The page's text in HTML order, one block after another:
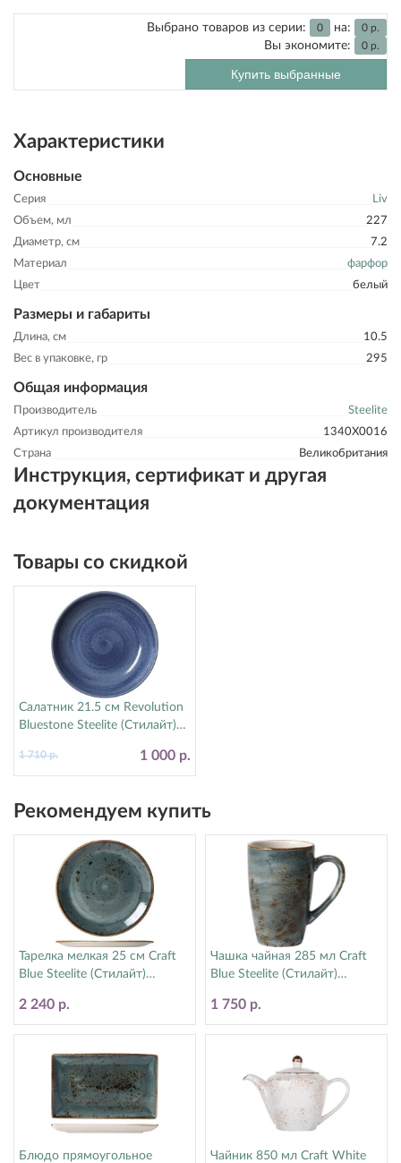
Выбрано товаров из серии: 0 на: 0 р.
Вы экономите: 0 р.
Купить выбранные
Характеристики
Основные
Серия
Liv
Объем, мл
227
Диаметр, см
7.2
Материал
фарфор
Цвет
белый
Размеры и габариты
Длина, см
10.5
Вес в упаковке, гр
295
Общая информация
Производитель
Steelite
Артикул производителя
1340X0016
Страна
Великобритания
Инструкция, сертификат и другая
документация
Товары со скидкой
Салатник 21.5 см Revolution
Bluestone Steelite (Стилайт)
1 000 р.
1 710 р.
Рекомендуем купить
Тарелка мелкая 25 см Craft
Blue Steelite (Стилайт)
2 240 р.
Чашка чайная 285 мл Craft
Blue Steelite (Стилайт)
1 750 р.
Блюдо прямоугольное
Чайник 850 мл Craft White